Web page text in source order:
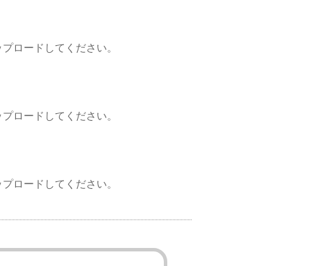
ロードしてください。
ロードしてください。
ロードしてください。